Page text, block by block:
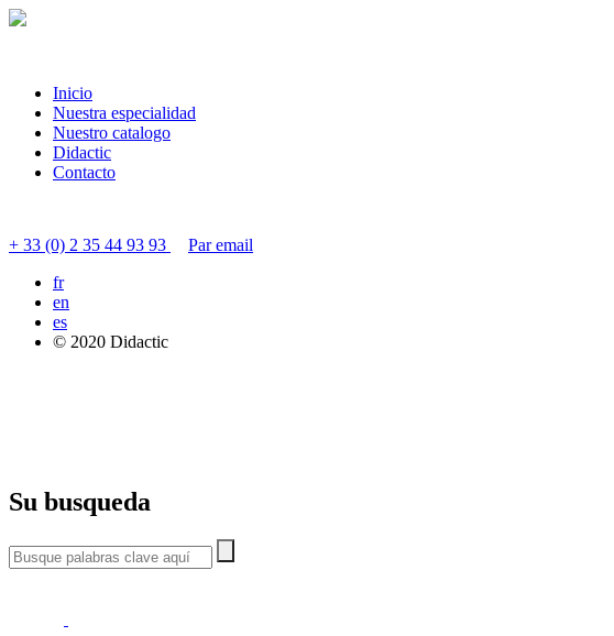
Inicio
Nuestra especialidad
Nuestro catalogo
Didactic
Contacto
+ 33 (0) 2 35 44 93 93
Par email
fr
en
es
© 2020 Didactic
Su busqueda